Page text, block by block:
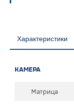
Характеристики
КАМЕРА
Матрица